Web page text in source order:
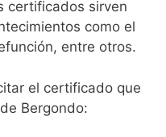
certificados sirven
como el
entre otros.
el certificado que
Bergondo: